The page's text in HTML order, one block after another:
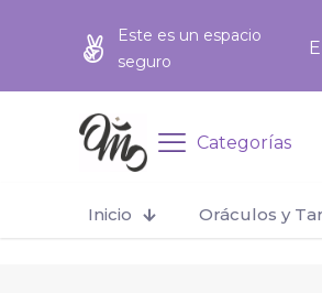
Este es un espacio
seguro
Categorías
Inicio Oráculos y